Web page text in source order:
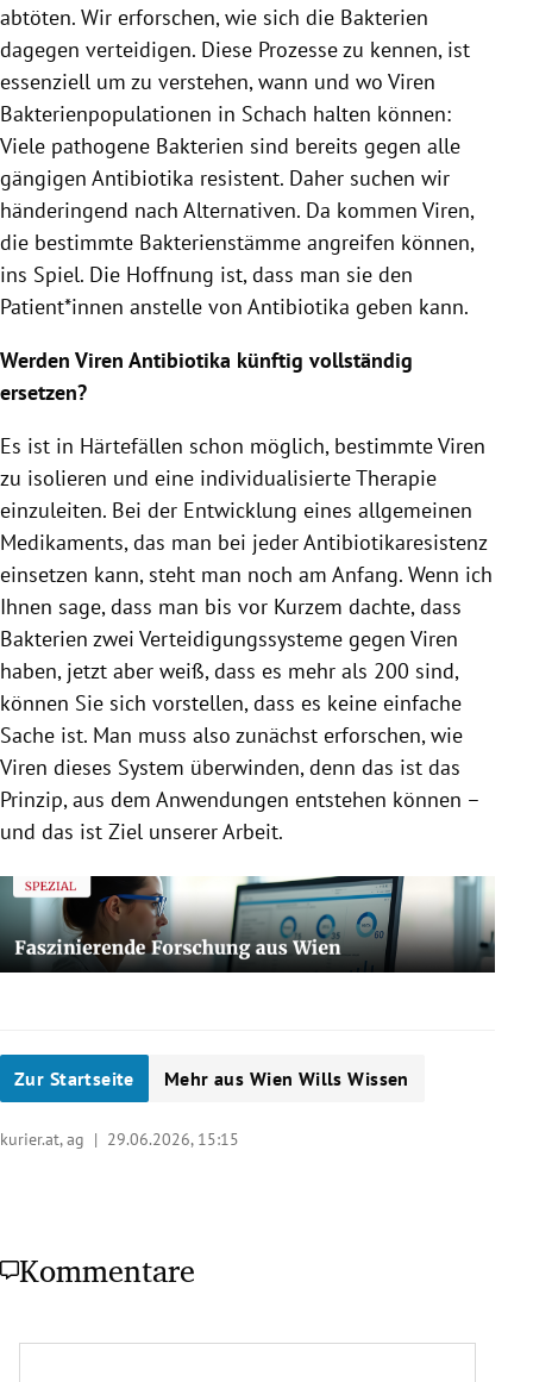
abtöten. Wir erforschen, wie sich die Bakterien
dagegen verteidigen. Diese Prozesse zu kennen, ist
essenziell um zu verstehen, wann und wo Viren
Bakterienpopulationen in Schach halten können:
Viele pathogene Bakterien sind bereits gegen alle
gängigen Antibiotika resistent. Daher suchen wir
händeringend nach Alternativen. Da kommen Viren,
die bestimmte Bakterienstämme angreifen können,
ins Spiel. Die Hoffnung ist, dass man sie den
Patient*innen anstelle von Antibiotika geben kann.
Werden Viren Antibiotika künftig vollständig
ersetzen?
Es ist in Härtefällen schon möglich, bestimmte Viren
zu isolieren und eine individualisierte Therapie
einzuleiten. Bei der Entwicklung eines allgemeinen
Medikaments, das man bei jeder Antibiotikaresistenz
einsetzen kann, steht man noch am Anfang. Wenn ich
Ihnen sage, dass man bis vor Kurzem dachte, dass
Bakterien zwei Verteidigungssysteme gegen Viren
haben, jetzt aber weiß, dass es mehr als 200 sind,
können Sie sich vorstellen, dass es keine einfache
Sache ist. Man muss also zunächst erforschen, wie
Viren dieses System überwinden, denn das ist das
Prinzip, aus dem Anwendungen entstehen können –
und das ist Ziel unserer Arbeit.
Zur Startseite Mehr aus Wien Wills Wissen
kurier.at, ag | 29.06.2026, 15:15
Kommentare